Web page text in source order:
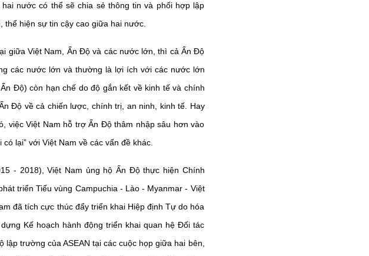
nước có thể sẽ chia sẻ thông tin và phối hợp lập
thể hiện sự tin cậy cao giữa hai nước.
giữa Việt Nam, Ấn Độ và các nước lớn, thì cả Ấn Độ
các nước lớn và thường là lợi ích với các nước lớn
Độ) còn hạn chế do độ gắn kết về kinh tế và chính
Độ về cả chiến lược, chính trị, an ninh, kinh tế. Hay
việc Việt Nam hỗ trợ Ấn Độ thâm nhập sâu hơn vào
lại” với Việt Nam về các vấn đề khác.
- 2018), Việt Nam ủng hộ Ấn Độ thực hiện Chính
triển Tiểu vùng Campuchia - Lào - Myanmar - Việt
đã tích cực thúc đẩy triển khai Hiệp định Tự do hóa
Kế hoạch hành động triển khai quan hệ Đối tác
trường của ASEAN tại các cuộc họp giữa hai bên,